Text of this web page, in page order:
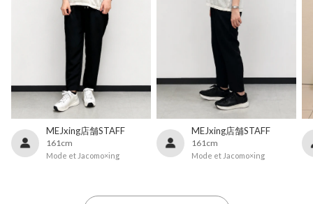
MEJxing店舗STAFF
161cm
Mode et Jacomo×ing
MEJxing店舗STAFF
161cm
Mode et Jacomo×ing